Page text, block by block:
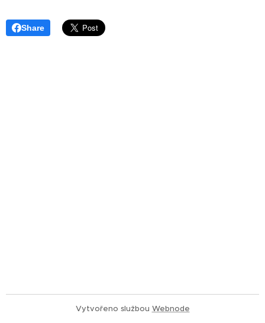
Share
Vytvořeno službou Webnode